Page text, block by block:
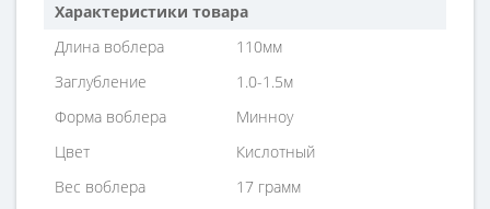
Характеристики товара
Длина воблера
110мм
Заглубление
1.0-1.5м
Форма воблера
Минноу
Цвет
Кислотный
Вес воблера
17 грамм